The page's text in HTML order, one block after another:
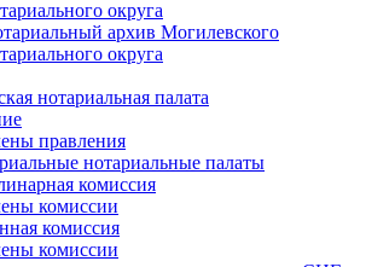
округа
архив Могилевского
округа
нотариальная палата
правления
нотариальные палаты
комиссия
комиссии
комиссия
комиссии